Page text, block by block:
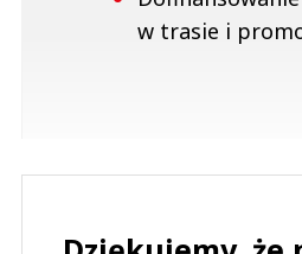
w trasie i